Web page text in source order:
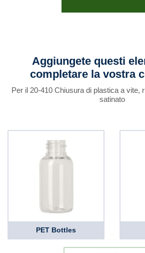
Aggiungete questi
completare la vostra
Per il 20-410 Chiusura di plastica a vite,
satinato
PET Bottles